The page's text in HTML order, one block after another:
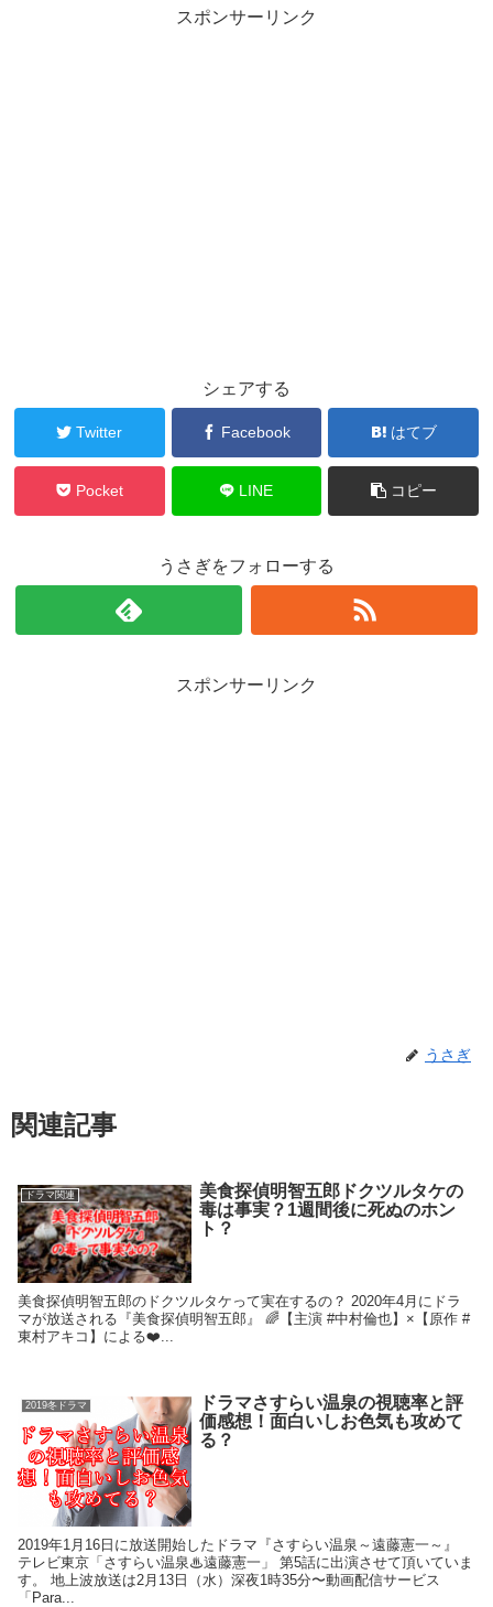
スポンサーリンク
シェアする
Twitter Facebook はてブ
Pocket LINE コピー
うさぎをフォローする
スポンサーリンク
うさぎ
関連記事
ドラマ関連
美食探偵明智五郎ドクツルタケの
毒は事実？1週間後に死ぬのホン
ト？
美食探偵明智五郎のドクツルタケって実在するの？ 2020年4月にドラ
マが放送される『美食探偵明智五郎』 🌈【主演 #中村倫也】×【原作 #
東村アキコ】による❤️...
2019冬ドラマ
ドラマさすらい温泉の視聴率と評
価感想！面白いしお色気も攻めて
る？
2019年1月16日に放送開始したドラマ『さすらい温泉～遠藤憲一～』
テレビ東京「さすらい温泉♨遠藤憲一」 第5話に出演させて頂いていま
す。 地上波放送は2月13日（水）深夜1時35分〜動画配信サービス
「Para...